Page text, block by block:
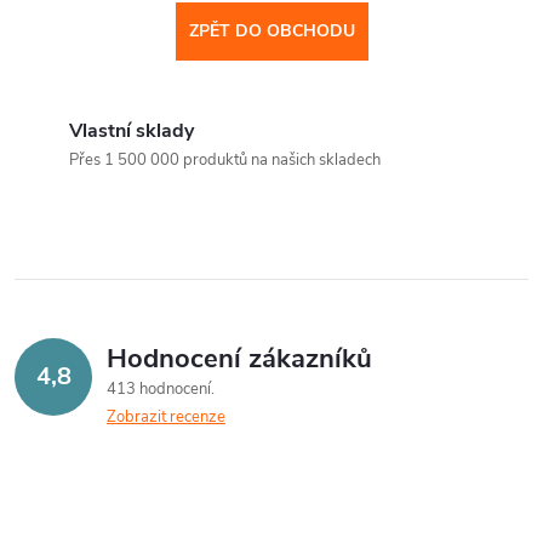
ZPĚT DO OBCHODU
Vlastní sklady
Přes 1 500 000 produktů na našich skladech
4,8 Hodnocení zákazníků
413 hodnocení
Zobrazit recenze